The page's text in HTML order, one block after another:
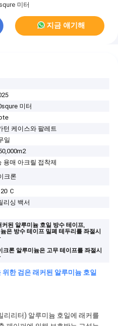
미터
지금 얘기해
미터
턴 케이스와 팔레트
일
용매 아크릴 접착제
크론
Ｃ
리싱 백서
커된 알루미늄 호일 방수 테이프,
은 방수 테이프 밀폐 테두리를 좌절시
크론 알루미늄은 고무 테이프를 좌절시
한 검은 래커된 알루미늄 호일
리리터) 알루미늄 호일에 래커를